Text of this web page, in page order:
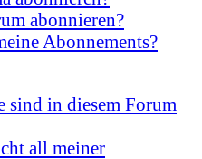
abonnieren?
Abonnements?
sind in diesem Forum
all meiner